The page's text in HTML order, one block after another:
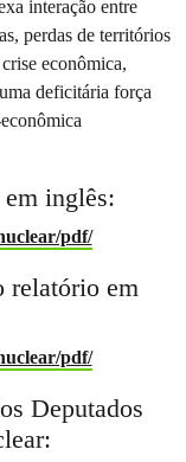
interação entre
perdas de territórios
econômica,
deficitária força
inglês:
pdf/
relatório em
pdf/
Deputados